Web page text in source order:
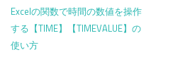
Excelの関数で時間の数値を操作
する【TIME】【TIMEVALUE】の
使い方